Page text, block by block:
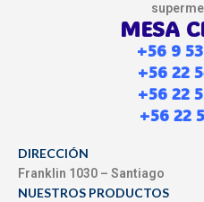
MESA
+56 9
+56 22
+56 22
+56 22
DIRECCIÓN
Franklin 1030 – Santiago
NUESTROS PRODUCTOS